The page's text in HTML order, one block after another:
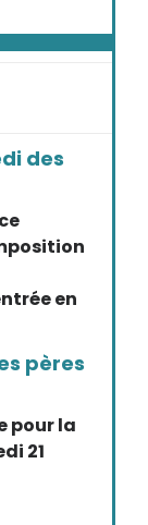
des
en
pères
pour la
21